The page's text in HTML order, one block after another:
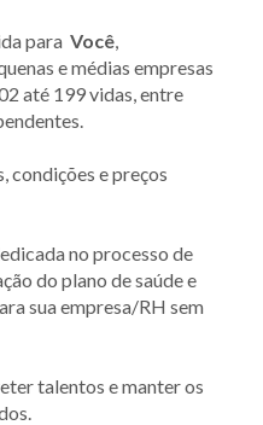
para Você,
e médias empresas
até 199 vidas, entre
condições e preços
no processo de
do plano de saúde e
sua empresa/RH sem
talentos e manter os